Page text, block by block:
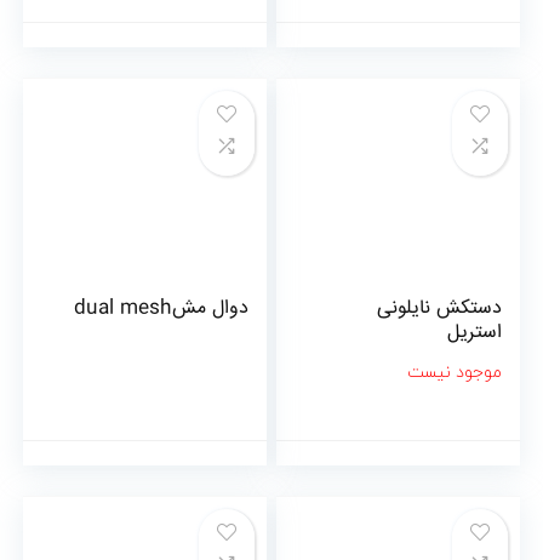
دستکش نایلونی
استریل
موجود نیست
دوال مشdual mesh